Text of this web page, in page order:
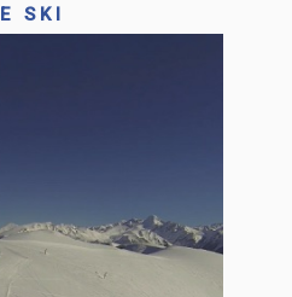
SKI